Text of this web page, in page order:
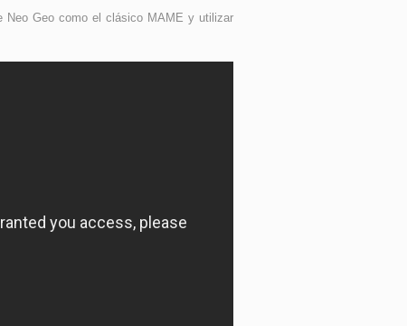
Neo Geo como el clásico MAME y utilizar